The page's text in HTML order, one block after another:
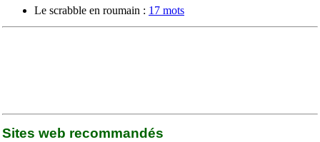
Le scrabble en roumain : 17 mots
Sites web recommandés